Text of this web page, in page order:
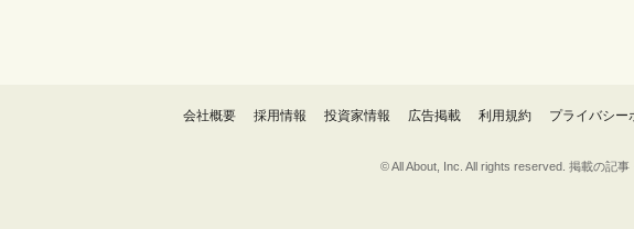
会社概要 採用情報 投資家情報 広告掲載 利用規約 プライバシー
© All About, Inc. All rights reserved. 掲載の記